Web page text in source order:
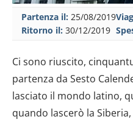
Partenza il: 25/08/2019
Ritorno il: 30/12/2019
Ci sono riuscito,
partenza da Sesto
lasciato il mondo latino,
quando lascerò la